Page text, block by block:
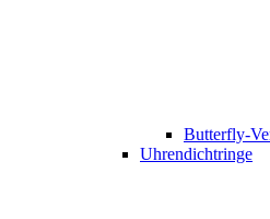
Butterfly-
Uhrendichtringe